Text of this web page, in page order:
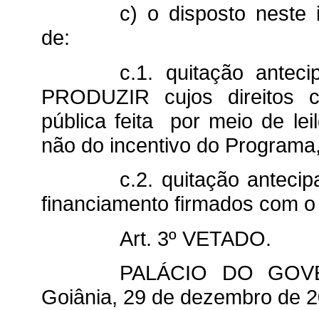
c) o disposto neste
de:
c.1. quitação
PRODUZIR cujos direitos
pública feita por meio de
não do incentivo do
c.2. quitação
financiamento firmados com
Art. 3º VETADO.
PALÁCIO DO
Goiânia, 29 de dezembro de